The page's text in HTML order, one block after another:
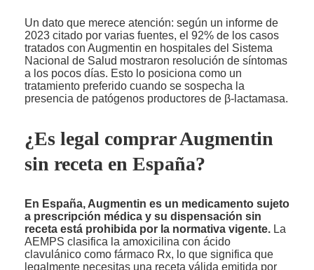
Un dato que merece atención: según un informe de
2023 citado por varias fuentes, el 92% de los casos
tratados con Augmentin en hospitales del Sistema
Nacional de Salud mostraron resolución de síntomas
a los pocos días. Esto lo posiciona como un
tratamiento preferido cuando se sospecha la
presencia de patógenos productores de β-lactamasa.
¿Es legal comprar Augmentin
sin receta en España?
En España, Augmentin es un medicamento sujeto
a prescripción médica y su dispensación sin
receta está prohibida por la normativa vigente. La
AEMPS clasifica la amoxicilina con ácido
clavulánico como fármaco Rx, lo que significa que
legalmente necesitas una receta válida emitida por